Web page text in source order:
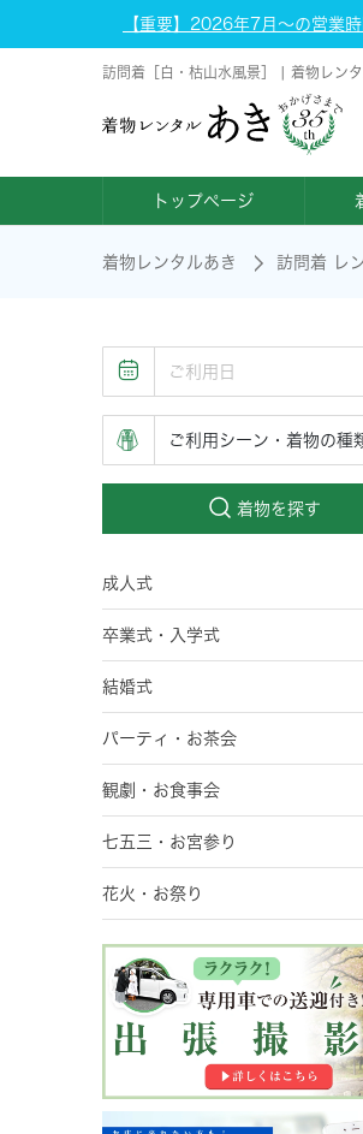
【重要】2026年7月～の営業時
訪問着［白・枯山水風景］ | 着物レン
トップページ
着物レンタルあき 訪問着 レ
着物を探す
成人式
卒業式・入学式
結婚式
パーティ・お茶会
観劇・お食事会
七五三・お宮参り
花火・お祭り